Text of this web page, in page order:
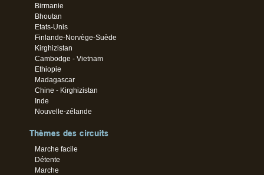
Birmanie
Bhoutan
Etats-Unis
Finlande-Norvège-Suède
Kirghizistan
Cambodge - Vietnam
Ethiopie
Madagascar
Chine - Kirghizistan
Inde
Nouvelle-zélande
Thèmes des circuits
Marche facile
Détente
Marche